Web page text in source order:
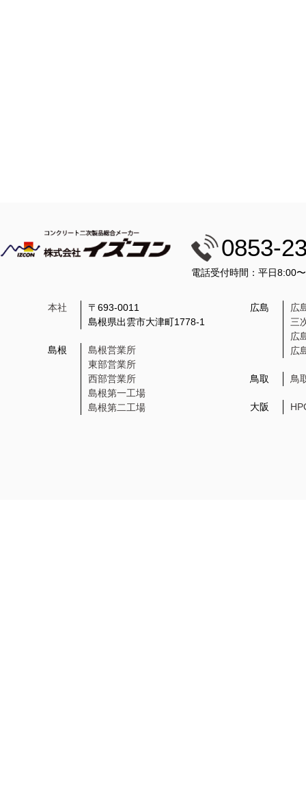
0853-
電話受付時間：平日8:00
本社
〒693-0011
島根県出雲市大津町1778-1
島根
島根営業所
東部営業所
西部営業所
島根第一工場
島根第二工場
広島
広
三
広
広
鳥取 鳥
大阪